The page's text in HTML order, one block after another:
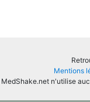
Mentions
MedShake.net n'utilise